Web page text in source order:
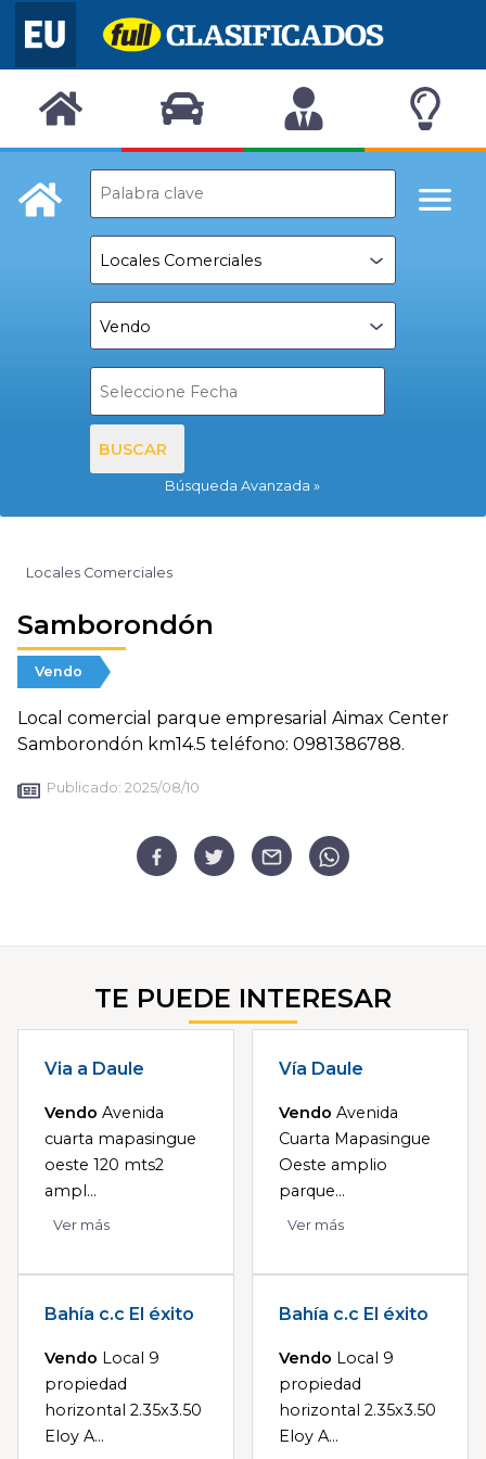
BUSCAR
Búsqueda Avanzada
Locales Comerciales
Samborondón
Vendo
Local comercial parque empresarial Aimax Center
Samborondón km14.5 teléfono: 0981386788.
Publicado: 2025/08/10
TE PUEDE INTERESAR
Via a Daule
Vendo Avenida
cuarta mapasingue
oeste 120 mts2
ampl...
Ver más
Vía Daule
Vendo Avenida
Cuarta Mapasingue
Oeste amplio
parque...
Ver más
Bahía c.c El éxito
Vendo Local 9
propiedad
horizontal 2.35x3.50
Eloy A...
Bahía c.c El éxito
Vendo Local 9
propiedad
horizontal 2.35x3.50
Eloy A...